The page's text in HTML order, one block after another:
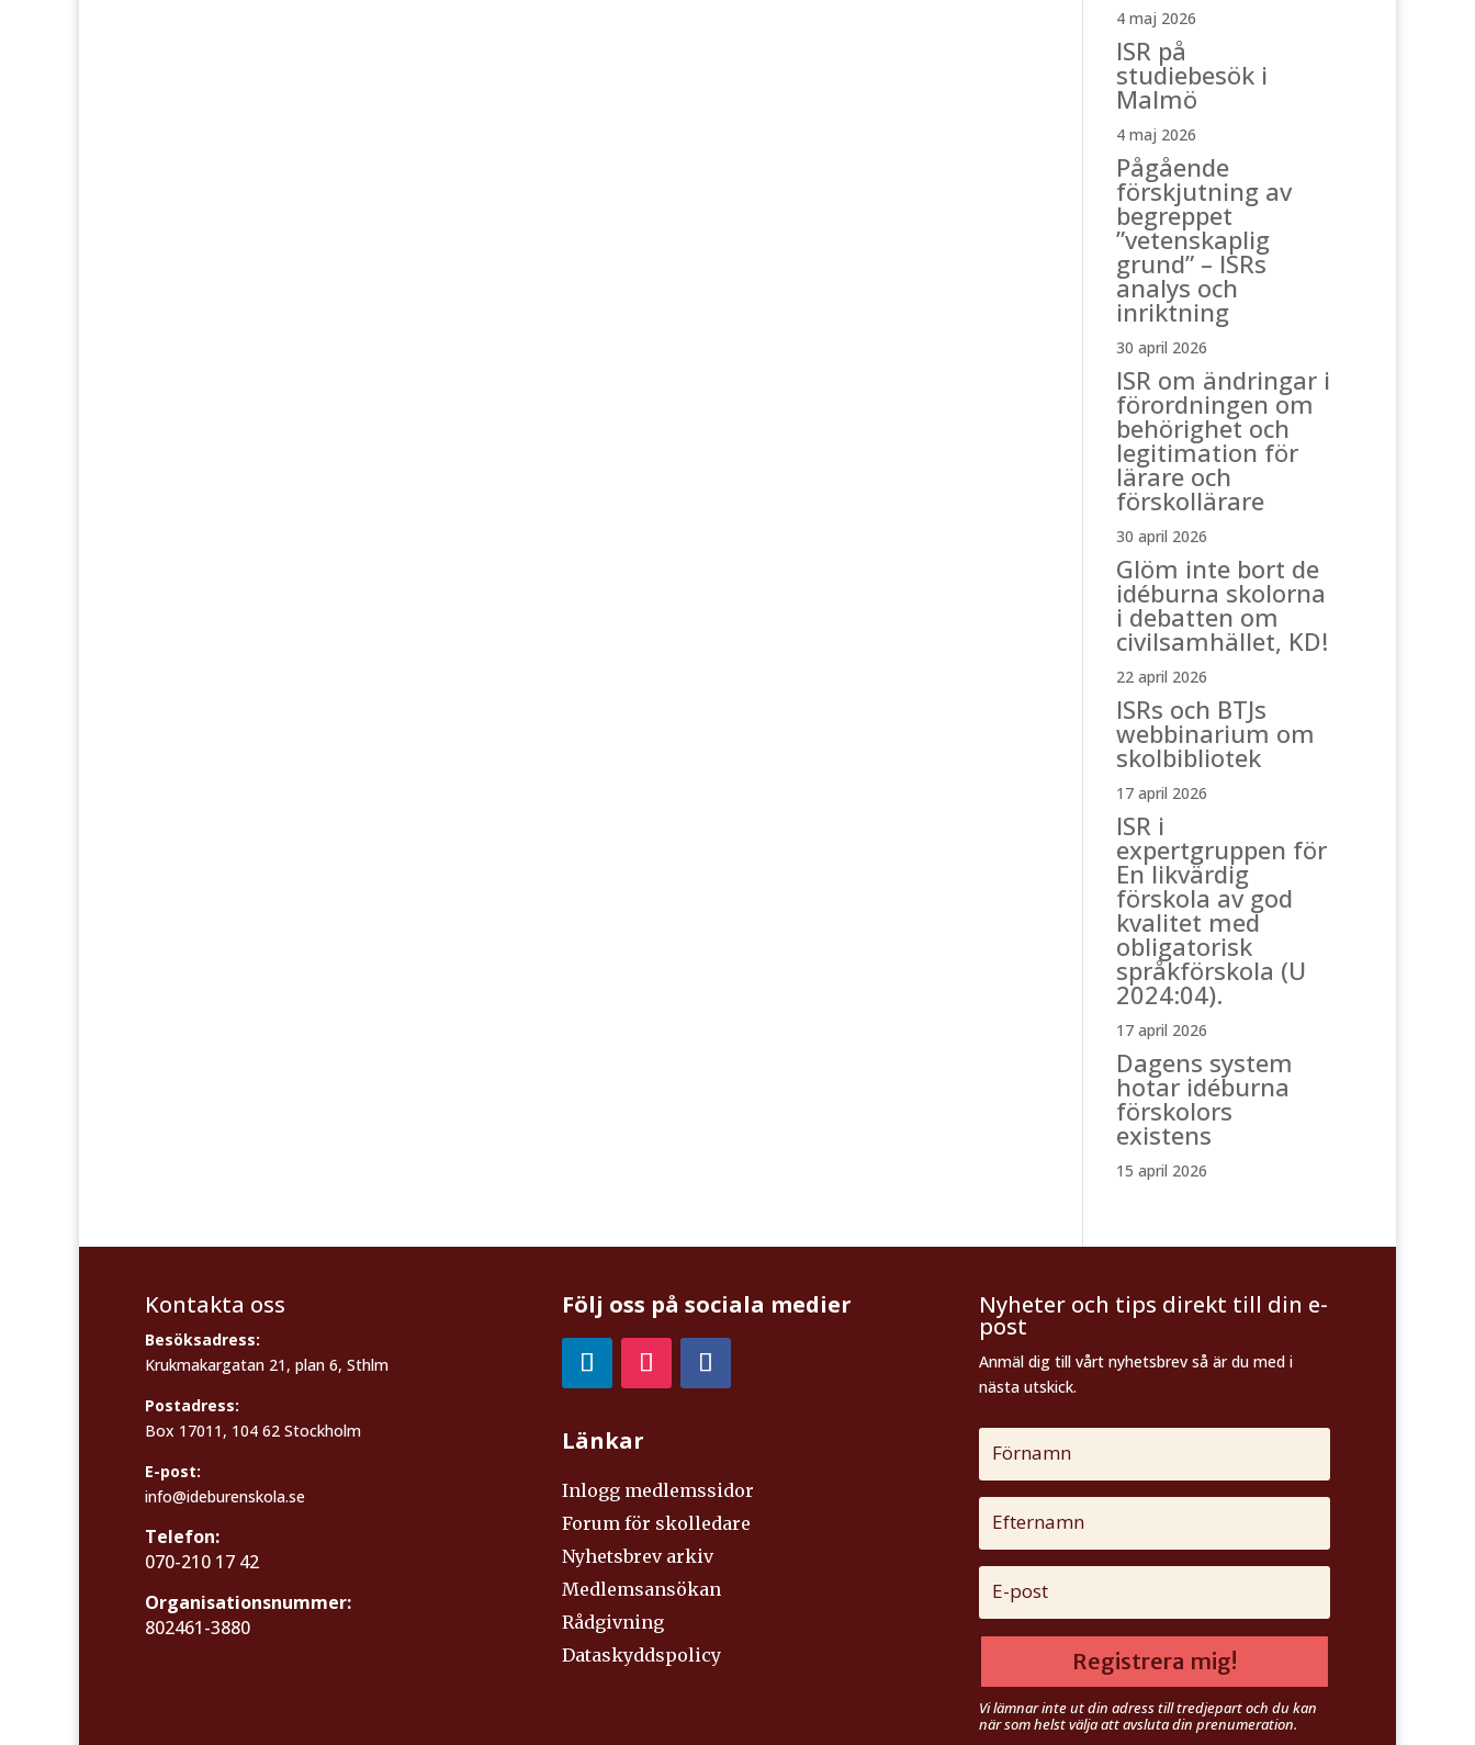
4 maj 2026
ISR på
studiebesök i
Malmö
4 maj 2026
Pågående
förskjutning av
begreppet
”vetenskaplig
grund” – ISRs
analys och
inriktning
30 april 2026
ISR om ändringar i
förordningen om
behörighet och
legitimation för
lärare och
förskollärare
30 april 2026
Glöm inte bort de
idéburna skolorna
i debatten om
civilsamhället, KD!
22 april 2026
ISRs och BTJs
webbinarium om
skolbibliotek
17 april 2026
ISR i
expertgruppen för
En likvärdig
förskola av god
kvalitet med
obligatorisk
språkförskola (U
2024:04).
17 april 2026
Dagens system
hotar idéburna
förskolors
existens
15 april 2026
Kontakta oss
Besöksadress:
Krukmakargatan 21, plan 6, Sthlm
Postadress:
Box 17011, 104 62 Stockholm
E-post:
info@ideburenskola.se
Telefon:
070-210 17 42
Organisationsnummer:
802461-3880
Följ oss på sociala medier
Länkar
Inlogg medlemssidor
Forum för skolledare
Nyhetsbrev arkiv
Medlemsansökan
Rådgivning
Dataskyddspolicy
Nyheter och tips direkt till din e-
post
Anmäl dig till vårt nyhetsbrev så är du med i
nästa utskick.
Registrera mig!
Vi lämnar inte ut din adress till tredjepart och du kan
när som helst välja att avsluta din prenumeration.